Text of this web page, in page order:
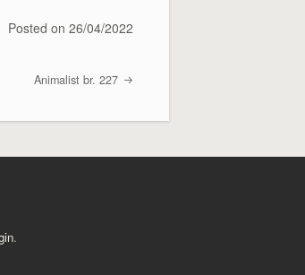
Posted on 26/04/2022
Animalist br. 227
.